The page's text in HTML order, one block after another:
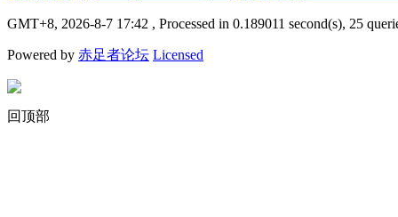
GMT+8, 2026-8-7 17:42 , Processed in 0.189011 second(s), 25
Powered by 赤足者论坛 Licensed
回顶部